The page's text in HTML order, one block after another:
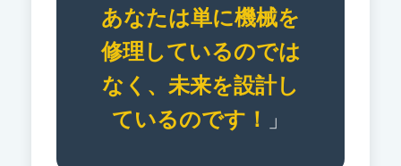
あなたは単に機械を
修理しているのでは
なく、未来を設計し
ているのです！
」